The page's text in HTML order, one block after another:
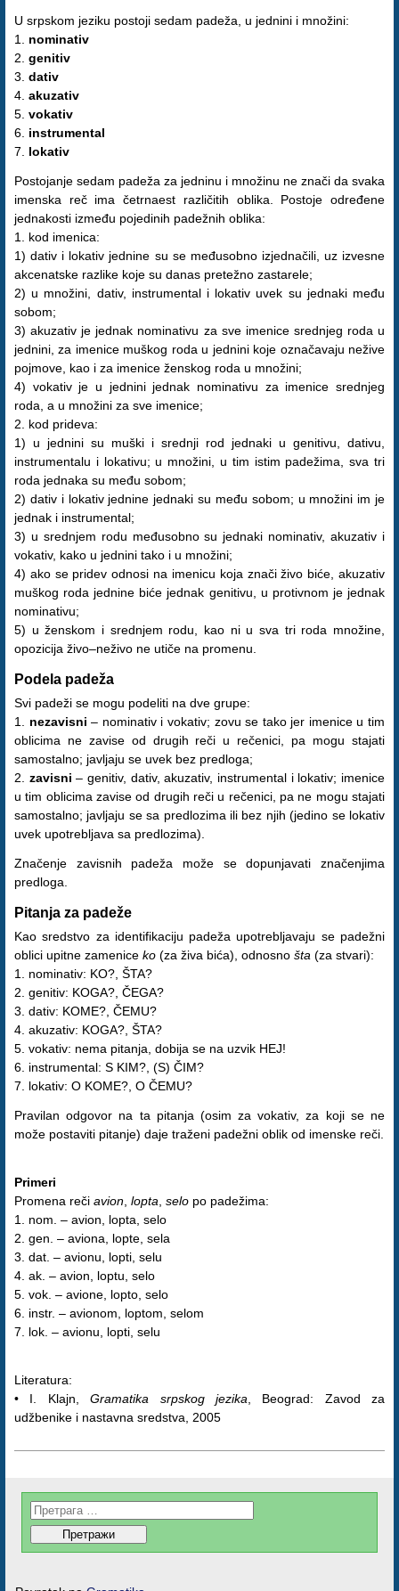
U srpskom jeziku postoji sedam padeža, u jednini i množini:
1. nominativ
2. genitiv
3. dativ
4. akuzativ
5. vokativ
6. instrumental
7. lokativ
Postojanje sedam padeža za jedninu i množinu ne znači da svaka
imenska reč ima četrnaest različitih oblika. Postoje određene
jednakosti između pojedinih padežnih oblika:
1. kod imenica:
1) dativ i lokativ jednine su se međusobno izjednačili, uz izvesne
akcenatske razlike koje su danas pretežno zastarele;
2) u množini, dativ, instrumental i lokativ uvek su jednaki među
sobom;
3) akuzativ je jednak nominativu za sve imenice srednjeg roda u
jednini, za imenice muškog roda u jednini koje označavaju nežive
pojmove, kao i za imenice ženskog roda u množini;
4) vokativ je u jednini jednak nominativu za imenice srednjeg
roda, a u množini za sve imenice;
2. kod prideva:
1) u jednini su muški i srednji rod jednaki u genitivu, dativu,
instrumentalu i lokativu; u množini, u tim istim padežima, sva tri
roda jednaka su među sobom;
2) dativ i lokativ jednine jednaki su među sobom; u množini im je
jednak i instrumental;
3) u srednjem rodu međusobno su jednaki nominativ, akuzativ i
vokativ, kako u jednini tako i u množini;
4) ako se pridev odnosi na imenicu koja znači živo biće, akuzativ
muškog roda jednine biće jednak genitivu, u protivnom je jednak
nominativu;
5) u ženskom i srednjem rodu, kao ni u sva tri roda množine,
opozicija živo–neživo ne utiče na promenu.
Podela padeža
Svi padeži se mogu podeliti na dve grupe:
1. nezavisni – nominativ i vokativ; zovu se tako jer imenice u tim
oblicima ne zavise od drugih reči u rečenici, pa mogu stajati
samostalno; javljaju se uvek bez predloga;
2. zavisni – genitiv, dativ, akuzativ, instrumental i lokativ; imenice
u tim oblicima zavise od drugih reči u rečenici, pa ne mogu stajati
samostalno; javljaju se sa predlozima ili bez njih (jedino se lokativ
uvek upotrebljava sa predlozima).
Značenje zavisnih padeža može se dopunjavati značenjima
predloga.
Pitanja za padeže
Kao sredstvo za identifikaciju padeža upotrebljavaju se padežni
oblici upitne zamenice ko (za živa bića), odnosno šta (za stvari):
1. nominativ: KO?, ŠTA?
2. genitiv: KOGA?, ČEGA?
3. dativ: KOME?, ČEMU?
4. akuzativ: KOGA?, ŠTA?
5. vokativ: nema pitanja, dobija se na uzvik HEJ!
6. instrumental: S KIM?, (S) ČIM?
7. lokativ: O KOME?, O ČEMU?
Pravilan odgovor na ta pitanja (osim za vokativ, za koji se ne
može postaviti pitanje) daje traženi padežni oblik od imenske reči.
Primeri
Promena reči avion lopta selo po padežima:
1. nom. – avion, lopta, selo
2. gen. – aviona, lopte, sela
3. dat. – avionu, lopti, selu
4. ak. – avion, loptu, selo
5. vok. – avione, lopto, selo
6. instr. – avionom, loptom, selom
7. lok. – avionu, lopti, selu
Literatura:
• I. Klajn,Gramatika srpskog jezika , Beograd: Zavod za
udžbenike i nastavna sredstva, 2005